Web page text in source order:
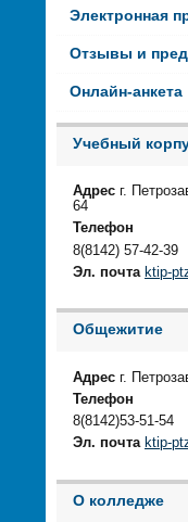
Электронная
Отзывы и
Онлайн-анкета
Учебный
Адрес г.
64
Телефон
8(8142) 57-42-39
Эл. почта ktip-
Общежитие
Адрес г.
Телефон
8(8142)53-51-54
Эл. почта ktip-
О колледже